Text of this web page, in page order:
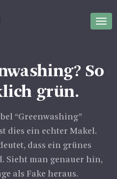
So
grün.
“Greenwashing”
dies ein echter Makel.
dass ein grünes
Sieht man genauer hin,
als Fake heraus.